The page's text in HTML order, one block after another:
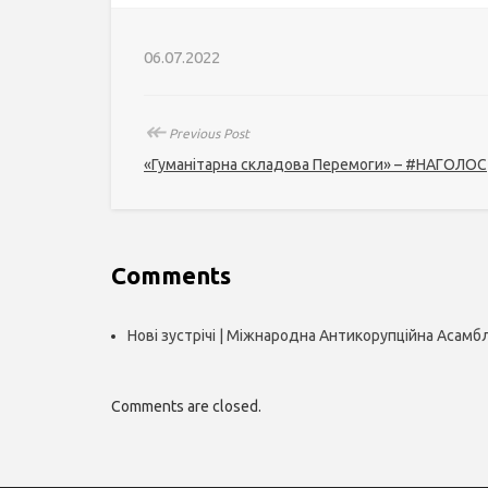
06.07.2022
↞Previous Post
«Гуманітарна складова Перемоги» – #НАГОЛОС
Comments
Нові зустрічі | Міжнародна Антикорупційна
Comments are closed.